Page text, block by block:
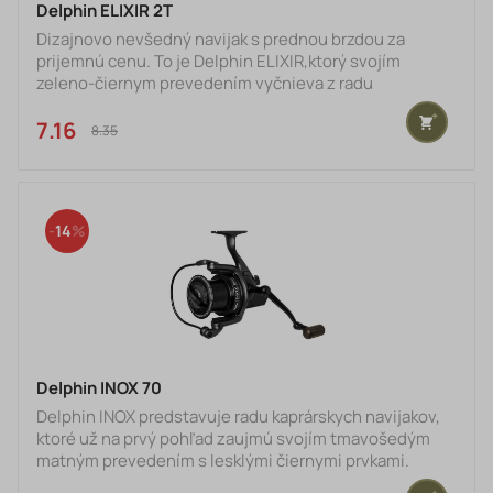
Delphin ELIXIR 2T
Dizajnovo nevšedný navijak s prednou brzdou za
prijemnú cenu. To je Delphin ELIXIR,ktorý svojím
zeleno-čiernym prevedením vyčnieva z radu
kompaktných navijakov, vhodnýchna prívlač, feeder či
lov s plavákom. Základom navijaku je telo z ľahkého
kompozitového materiálu, ktorý vďaka svojej odolnosti
plynulý chod a dôkladné ukladanie vlasca na kovovú
cievku. Odľahčená kľučka či c
7.16 €8.35 €
14
Delphin INOX 70
Delphin INOX predstavuje radu kaprárskych navijakov,
ktoré už na prvý pohľad zaujmú svojím tmavošedým
matným prevedením s lesklými čiernymi prvkami.
Elegantný dizajn navyše dotvára precízne spracované